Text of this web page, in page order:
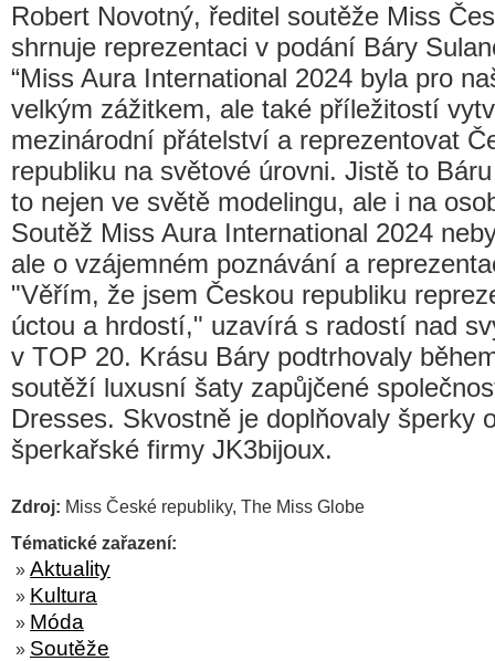
Robert Novotný, ředitel soutěže Miss
shrnuje reprezentaci v podání Báry
“Miss Aura International 2024 byla pro
velkým zážitkem, ale také příležitostí
mezinárodní přátelství a reprezentovat
republiku na světové úrovni. Jistě to
to nejen ve světě modelingu, ale i na
Soutěž Miss Aura International 2024
ale o vzájemném poznávání a
"Věřím, že jsem Českou republiku
úctou a hrdostí," uzavírá s radostí nad
v TOP 20. Krásu Báry podtrhovaly
soutěží luxusní šaty zapůjčené
Dresses. Skvostně je doplňovaly šperky
šperkařské firmy JK3bijoux.
Zdroj: Miss České republiky, The Miss Globe
Tématické zařazení:
» Aktuality
» Kultura
» Móda
» Soutěže